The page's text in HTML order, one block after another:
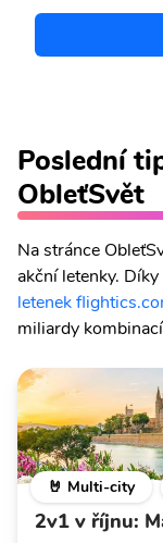
Poslední
ObleťSvět
Na stránce
akční letenky.
letenek
miliardy
🤘 Multi-city
2v1 v říjnu: